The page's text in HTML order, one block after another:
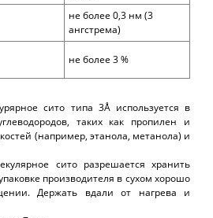
не более 0,3 нм (3
ангстрема)
не более 3 %
сито типа 3Å используется в
таких как пропилен и
(например, этанола, метанола) и
сито разрешается хранить
производителя в сухом хорошо
Держать вдали от нагрева и